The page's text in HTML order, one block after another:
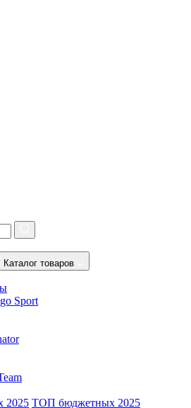
Каталог товаров
Sport
ТОП бюджетных 2025